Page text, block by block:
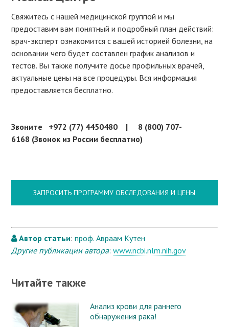
Свяжитесь с нашей медицинской группой и мы
предоставим вам понятный и подробный план действий:
врач-эксперт ознакомится с вашей историей болезни, на
основании чего будет составлен график анализов и
тестов. Вы также получите досье профильных врачей,
актуальные цены на все процедуры. Вся информация
предоставляется бесплатно.
Звоните +972 (77) 4450480 | 8 (800) 707-
6168 (Звонок из России бесплатно)
ЗАПРОСИТЬ ПРОГРАММУ ОБСЛЕДОВАНИЯ И ЦЕНЫ
Автор статьи:проф. Авраам Кутен
Другие публикации автора: www.ncbi.nlm.nih.gov
Читайте также
Анализ крови для раннего
обнаружения рака!